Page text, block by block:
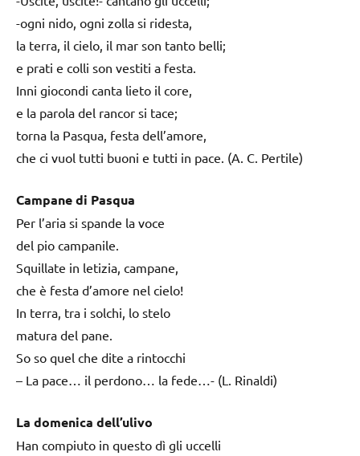
-ogni nido, ogni zolla si ridesta,
la terra, il cielo, il mar son tanto belli;
e prati e colli son vestiti a festa.
Inni giocondi canta lieto il core,
e la parola del rancor si tace;
torna la Pasqua, festa dell’amore,
che ci vuol tutti buoni e tutti in pace. (A. C. Pertile)
Campane di Pasqua
Per l’aria si spande la voce
del pio campanile.
Squillate in letizia, campane,
che è festa d’amore nel cielo!
In terra, tra i solchi, lo stelo
matura del pane.
So so quel che dite a rintocchi
– La pace… il perdono… la fede…- (L. Rinaldi)
La domenica dell’ulivo
Han compiuto in questo dì gli uccelli